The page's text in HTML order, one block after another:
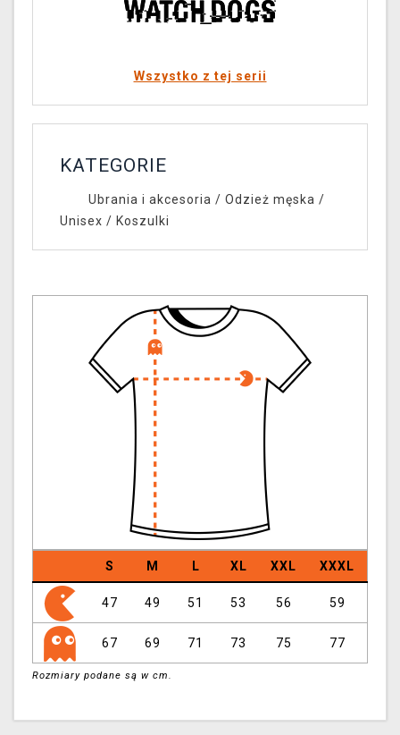
Wszystko z tej serii
KATEGORIE
Ubrania i akcesoria / Odzież męska /
Unisex / Koszulki
S M L XL XXL XXXL
47 49 51 53 56 59
67 69 71 73 75 77
Rozmiary podane są w cm.